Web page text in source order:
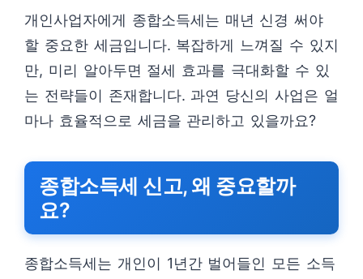
개인사업자에게 종합소득세는 매년 신경 써야
할 중요한 세금입니다. 복잡하게 느껴질 수 있지
만, 미리 알아두면 절세 효과를 극대화할 수 있
는 전략들이 존재합니다. 과연 당신의 사업은 얼
마나 효율적으로 세금을 관리하고 있을까요?
종합소득세 신고, 왜 중요할까
요?
종합소득세는 개인이 1년간 벌어들인 모든 소득